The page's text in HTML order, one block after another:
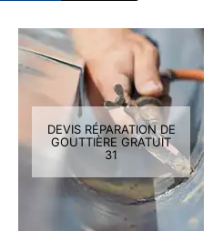
DEVIS RÉPARATION DE
GOUTTIÈRE GRATUIT
31